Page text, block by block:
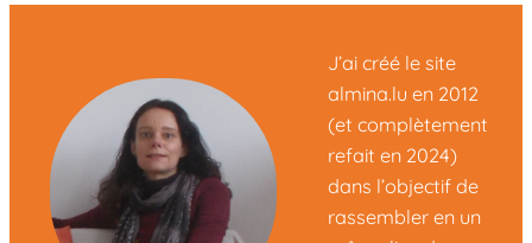
J’ai créé le site
almina.lu en 2012
(et complètement
refait en 2024)
dans l’objectif de
rassembler en un